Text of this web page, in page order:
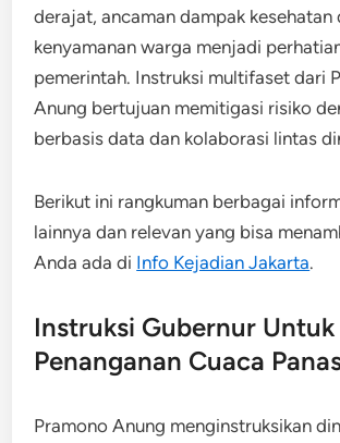
derajat, ancaman dampak kesehatan
kenyamanan warga menjadi
pemerintah. Instruksi multifaset dari
Anung bertujuan memitigasi risiko
berbasis data dan kolaborasi lintas
Berikut ini rangkuman berbagai
lainnya dan relevan yang bisa
Anda ada di Info Kejadian Jakarta.
Instruksi Gubernur Untuk
Penanganan Cuaca
Pramono Anung menginstruksikan